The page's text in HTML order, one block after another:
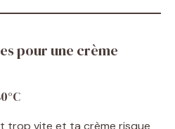
pour une crème